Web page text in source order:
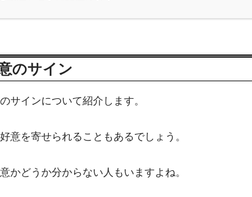
のサイン
サインについて紹介します。
意を寄せられることもあるでしょう。
かどうか分からない人もいますよね。